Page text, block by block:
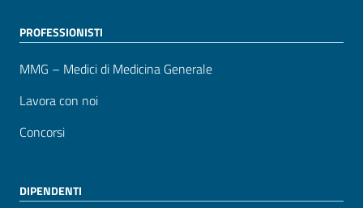
PROFESSIONISTI
MMG – Medici di Medicina Generale
Lavora con noi
Concorsi
DIPENDENTI